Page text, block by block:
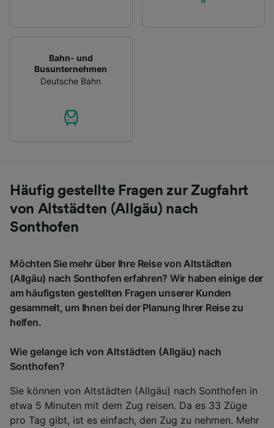
Bahn- und
Busunternehmen
Deutsche Bahn
Häufig gestellte Fragen zur Zugfahrt
von Altstädten (Allgäu) nach
Sonthofen
Möchten Sie mehr über Ihre Reise von Altstädten
(Allgäu) nach Sonthofen erfahren? Wir haben einige der
am häufigsten gestellten Fragen unserer Kunden
gesammelt, um Ihnen bei der Planung Ihrer Reise zu
helfen.
Wie gelange ich von Altstädten (Allgäu) nach
Sonthofen?
Sie können von Altstädten (Allgäu) nach Sonthofen in
etwa 5 Minuten mit dem Zug reisen. Da es 33 Züge
pro Tag gibt, ist es einfach, den Zug zu nehmen. Mehr